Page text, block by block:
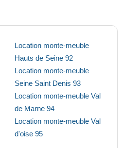
Location monte-meuble
Hauts de Seine 92
Location monte-meuble
Seine Saint Denis 93
Location monte-meuble Val
de Marne 94
Location monte-meuble Val
d'oise 95